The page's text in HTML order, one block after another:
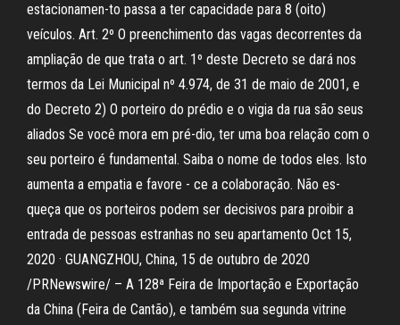
estacionamen-to passa a ter capacidade para 8 (oito)
veículos. Art. 2º O preenchimento das vagas decorrentes da
ampliação de que trata o art. 1º deste Decreto se dará nos
termos da Lei Municipal nº 4.974, de 31 de maio de 2001, e
do Decreto 2) O porteiro do prédio e o vigia da rua são seus
aliados Se você mora em pré-dio, ter uma boa relação com o
seu porteiro é fundamental. Saiba o nome de todos eles. Isto
aumenta a empatia e favore - ce a colaboração. Não es-
queça que os porteiros podem ser decisivos para proibir a
entrada de pessoas estranhas no seu apartamento Oct 15,
2020 · GUANGZHOU, China, 15 de outubro de 2020
/PRNewswire/ – A 128ª Feira de Importação e Exportação
da China (Feira de Cantão), e também sua segunda vitrine